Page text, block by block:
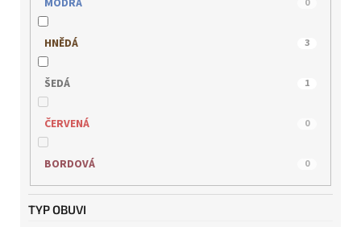
REMONTE 1
RIEKER 13
s.OLIVER 3
TAMARIS 10
WILD 0
0
HNĚDÁ 3
ŠEDÁ 1
ČERVENÁ 0
BORDOVÁ 0
TYP OBUVI